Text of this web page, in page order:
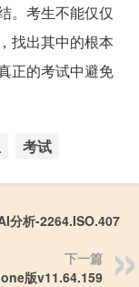
。考生不能仅仅
找出其中的根本
正的考试中避免
考试
分析-2264.ISO.407
下一篇
版v11.64.159